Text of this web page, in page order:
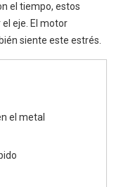
el tiempo, estos
eje. El motor
siente este estrés.
el metal